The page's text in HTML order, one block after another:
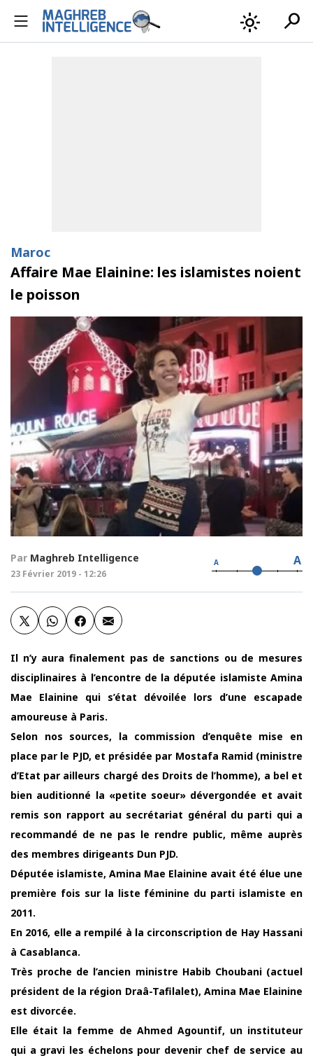
light_mode search
Maroc
Affaire Mae Elainine: les islamistes noient
le poisson
Par Maghreb Intelligence
23 Février 2019 - 12:26
A A
Il n’y aura finalement pas de sanctions ou de mesures
disciplinaires à l’encontre de la députée islamiste Amina
Mae Elainine qui s’état dévoilée lors d’une escapade
amoureuse à Paris.
Selon nos sources, la commission d’enquête mise en
place par le PJD, et présidée par Mostafa Ramid (ministre
d’Etat par ailleurs chargé des Droits de l’homme), a bel et
bien auditionné la «petite soeur» dévergondée et avait
remis son rapport au secrétariat général du parti qui a
recommandé de ne pas le rendre public, même auprès
des membres dirigeants Dun PJD.
Députée islamiste, Amina Mae Elainine avait été élue une
première fois sur la liste féminine du parti islamiste en
2011.
En 2016, elle a rempilé à la circonscription de Hay Hassani
à Casablanca.
Très proche de l’ancien ministre Habib Choubani (actuel
président de la région Draâ-Tafilalet), Amina Mae Elainine
est divorcée.
Elle était la femme de Ahmed Agountif, un instituteur
qui a gravi les échelons pour devenir chef de service au